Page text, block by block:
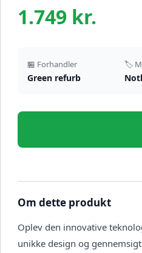
1.749 kr.
🏪 Forhandler
Green refurb
🏷️
Om dette produkt
Oplev den innovative
unikke design og